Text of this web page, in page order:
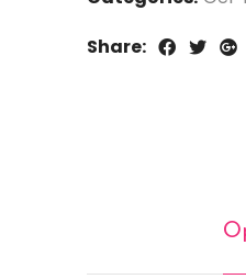
Share: